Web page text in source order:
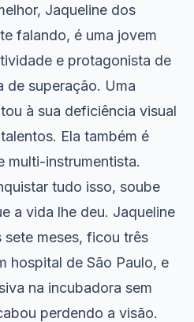
Jaqueline dos
falando, é uma jovem
e protagonista de
de superação. Uma
à sua deficiência visual
Ela também é
multi-instrumentista.
tudo isso, soube
a vida lhe deu. Jaqueline
sete meses, ficou três
hospital de São Paulo, e
na incubadora sem
perdendo a visão.